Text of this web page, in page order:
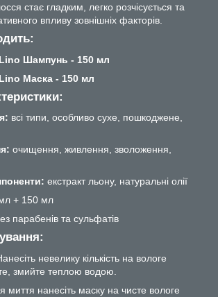
стає гладким, легко розчісується та
впливу зовнішніх факторів.
Шампунь - 150 мл
Маска - 150 мл
всі типи, особливо сухе, пошкоджене,
очищення, живлення, зволоження,
екстракт льону, натуральні олії
+ 150 мл
парабенів та сульфатів
невелику кількість на вологе
змийте теплою водою.
миття нанесіть маску на чисте вологе